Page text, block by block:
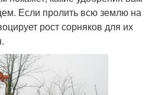
Если пролить всю землю на
рост сорняков для их